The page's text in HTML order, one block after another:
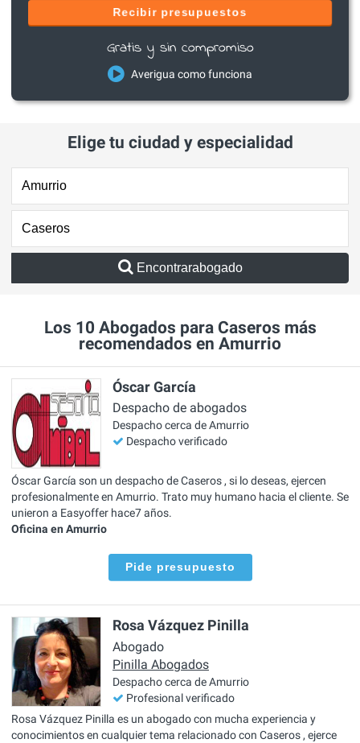
Recibir presupuestos
Gratis y sin compromiso
Averigua como funciona
Elige tu ciudad y especialidad
Encontrarabogado
Los 10 Abogados para Caseros más
recomendados en Amurrio
Óscar García
Despacho de abogados
Despacho cerca de Amurrio
Despacho verificado
Óscar García son un despacho de Caseros , si lo deseas, ejercen
profesionalmente en Amurrio. Trato muy humano hacia el cliente. Se
unieron a Easyoffer hace7 años.
Oficina en Amurrio
Pide presupuesto
Rosa Vázquez Pinilla
Abogado
Pinilla Abogados
Despacho cerca de Amurrio
Profesional verificado
Rosa Vázquez Pinilla es un abogado con mucha experiencia y
conocimientos en cualquier tema relacionado con Caseros , ejerce